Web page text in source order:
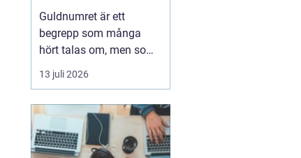
varumärke och
vardag
Guldnumret är ett
begrepp som många
hört talas om, men som
färre har funderat
igenom strategiskt. Med
och ofta symmetriskt
telefonnummer kan
både företag och
13 juli 2026